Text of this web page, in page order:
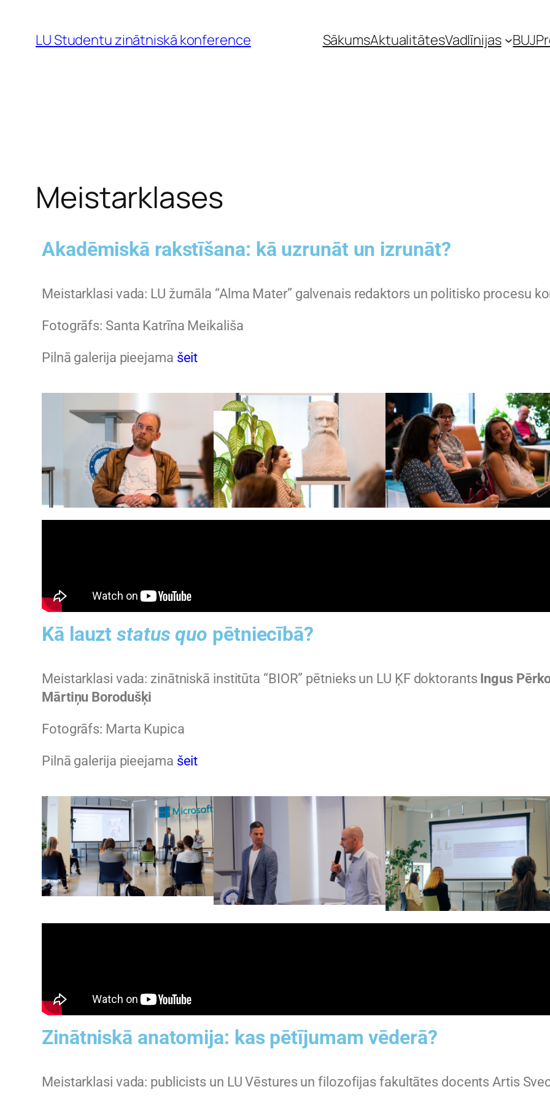
LU Studentu zinātniskā konference SākumsAktualitātesVadlīnijas BUJ
Meistarklases
Akadēmiskā rakstīšana: kā uzrunāt un izrunāt?
Meistarklasi vada: LU žurnāla “Alma Mater” galvenais redaktors un politisko procesu
Fotogrāfs: Santa Katrīna Meikališa
Pilnā galerija pieejama šeit
Kā lauztstatus quo pētniecībā?
Meistarklasi vada: zinātniskā institūta “BIOR” pētnieks un LU ĶF doktorantsIngus
Mārtiņu Borodušķi
Fotogrāfs: Marta Kupica
Pilnā galerija pieejama šeit
Zinātniskā anatomija: kas pētījumam vēderā?
Meistarklasi vada: publicists un LU Vēstures un filozofijas fakultātes docents Artis